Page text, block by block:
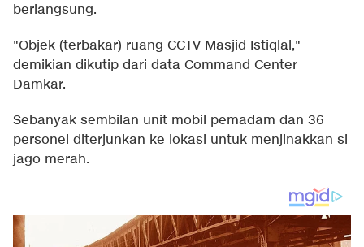
berlangsung.
"Objek (terbakar) ruang CCTV Masjid Istiqlal,"
demikian dikutip dari data Command Center
Damkar.
Sebanyak sembilan unit mobil pemadam dan 36
personel diterjunkan ke lokasi untuk menjinakkan si
jago merah.